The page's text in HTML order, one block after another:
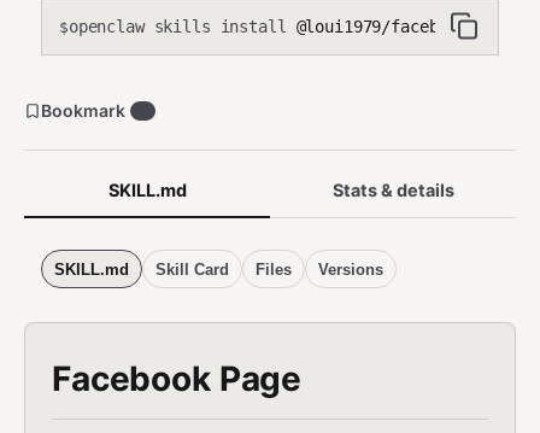
$openclaw skills install @loui1979/facebook-page-
SKILL.md Stats & details
SKILL.md Skill Card Files Versions
Facebook Page
Bookmark